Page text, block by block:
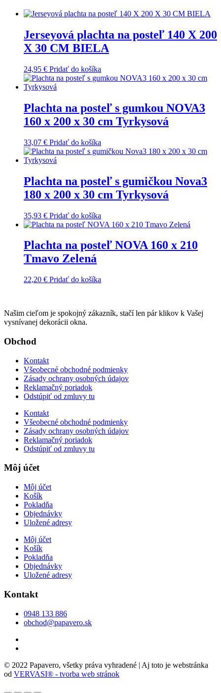
Jerseyová plachta na posteľ 140 X 200
X 30 CM BIELA
24,95 € Pridať do košíka
Plachta na posteľ s gumkou NOVA3
160 x 200 x 30 cm Tyrkysová
33,07 € Pridať do košíka
Plachta na posteľ s gumičkou Nova3
180 x 200 x 30 cm Tyrkysová
35,93 € Pridať do košíka
Plachta na posteľ NOVA 160 x 210
Tmavo Zelená
22,20 € Pridať do košíka
Našim cieľom je spokojný zákazník, stačí len pár klikov k Vašej
vysnívanej dekorácii okna.
Obchod
Kontakt
Všeobecné obchodné podmienky
Zásady ochrany osobných údajov
Reklamačný poriadok
Odstúpiť od zmluvy tu
Kontakt
Všeobecné obchodné podmienky
Zásady ochrany osobných údajov
Reklamačný poriadok
Odstúpiť od zmluvy tu
Môj účet
Môj účet
Košík
Pokladňa
Objednávky
Uložené adresy
Môj účet
Košík
Pokladňa
Objednávky
Uložené adresy
Kontakt
0948 133 886
obchod@papavero.sk
© 2022 Papavero, všetky práva vyhradené | Aj toto je webstránka
od VERVASI® - tvorba web stránok